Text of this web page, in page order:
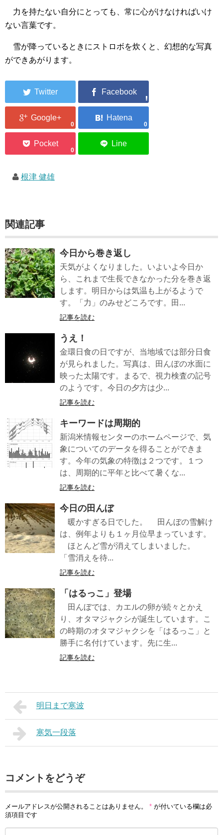
力を持たない自分にとっても、常に心がけなければいけ
ない言葉です。
雪が降っているときにストロボを炊くと、幻想的な写真
ができあがります。
0 0
0
根津 健雄
関連記事
今日から巻き返し
天気がよくなりました。いよいよ今日か
ら、これまで生長できなかった分を巻き返
します。明日からは気温も上がるようで
す。「力」のみせどころです。田...
記事を読む
うえ！
金環日食の日ですが、当地域では部分日食
が見られました。写真は、田んぼの水面に
映った太陽です。まるで、視力検査の記号
のようです。今日の夕方は少...
記事を読む
キーワードは周期的
新潟米情報センターのホームページで、気
象についてのデータを得ることができま
す。今年の気象の特徴は２つです。１つ
は、周期的に平年と比べて暑くな...
記事を読む
今日の田んぼ
暖かすぎる日でした。 田んぼの雪解け
は、例年よりも１ヶ月位早まっています。
ほとんど雪が消えてしまいました。
「雪消えを待...
記事を読む
「はるっこ」登場
田んぼでは、カエルの卵が続々とかえ
り、オタマジャクシが誕生しています。こ
の時期のオタマジャクシを「はるっこ」と
勝手に名付けています。先に生...
記事を読む
明日まで寒波
寒気一段落
コメントをどうぞ
メールアドレスが公開されることはありません。 * が付いている欄は必
須項目です